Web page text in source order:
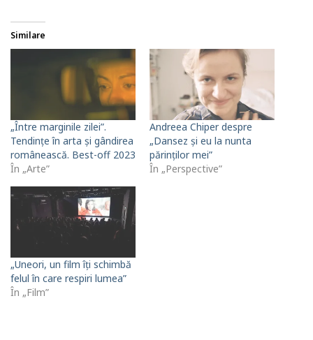
Similare
„Între marginile zilei”.
Tendințe în arta și gândirea
românească. Best-off 2023
În „Arte”
Andreea Chiper despre
„Dansez și eu la nunta
părinților mei”
În „Perspective”
„Uneori, un film îți schimbă
felul în care respiri lumea”
În „Film”